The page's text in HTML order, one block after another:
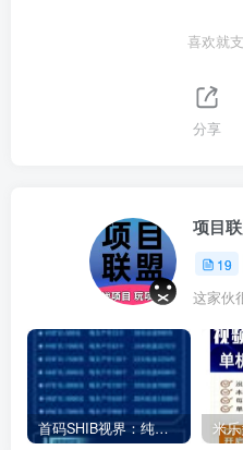
喜欢就
分享
项目
19
这家伙
首码SHIB视界：纯看广告撸200万SHIB柴犬币，2024最后一个黑马项目